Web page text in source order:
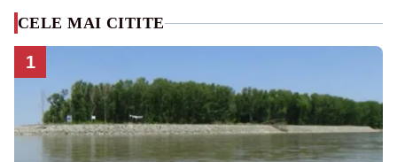
CELE MAI CITITE
1